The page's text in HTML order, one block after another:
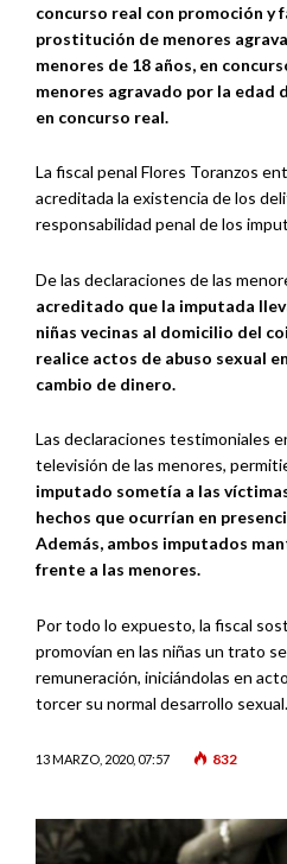
concurso real con promoción y
prostitución de menores
menores de 18 años, en
menores agravado por la edad
en concurso real.
La fiscal penal Flores Toranzos
acreditada la existencia de los
responsabilidad penal de los
De las declaraciones de las
acreditado que la imputada
niñas vecinas al domicilio del
realice actos de abuso sexual
cambio de dinero.
Las declaraciones testimoniales
televisión de las menores,
imputado sometía a las
hechos que ocurrían en
Además, ambos imputados
frente a las menores.
Por todo lo expuesto, la fiscal
promovían en las niñas un trato
remuneración, iniciándolas en
torcer su normal desarrollo sexual.
13 MARZO, 2020, 07:57 832